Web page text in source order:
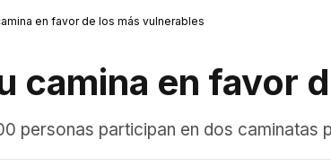
en favor de los más vulnerables
camina en favor
personas participan en dos caminatas